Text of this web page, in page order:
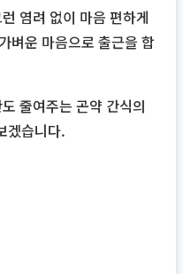
염려 없이 마음 편하게
벼운 마음으로 출근을 합
줄여주는 곤약 간식의
겠습니다.